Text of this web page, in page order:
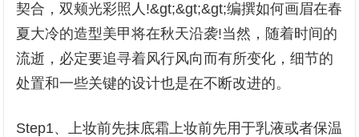
契合，双颊光彩照人!&gt;&gt;&gt;编撰如何画眉在春
夏大冷的造型美甲将在秋天沿袭!当然，随着时间的
流逝，必定要追寻着风行风向而有所变化，细节的
处置和一些关键的设计也是在不断改进的。
Step1、上妆前先抹底霜上妆前先用于乳液或者保温